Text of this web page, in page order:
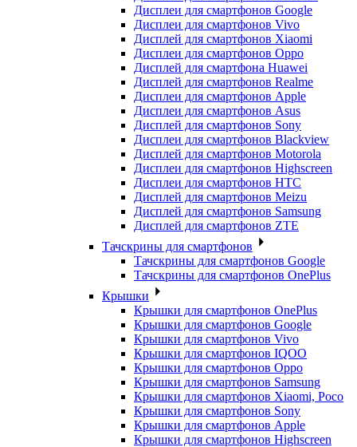
Дисплеи для смартфонов Google
Дисплеи для смартфонов Vivo
Дисплей для смартфонов Xiaomi
Дисплеи для смартфонов Oppo
Дисплей для смартфона Huawei
Дисплей для смартфонов Realme
Дисплеи для смартфонов Apple
Дисплеи для смартфонов Asus
Дисплей для смартфонов Sony
Дисплеи для смартфонов Blackview
Дисплей для смартфонов Motorola
Дисплеи для смартфонов Highscreen
Дисплеи для смартфонов HTC
Дисплей для смартфонов Meizu
Дисплей для смартфонов Samsung
Дисплей для смартфонов ZTE
Тачскрины для смартфонов
Тачскрины для смартфонов Google
Тачскрины для смартфонов OnePlus
Крышки
Крышки для смартфонов OnePlus
Крышки для смартфонов Google
Крышки для смартфонов Vivo
Крышки для смартфонов IQOO
Крышки для смартфонов Oppo
Крышки для смартфонов Samsung
Крышки для смартфонов Xiaomi, Poco
Крышки для смартфонов Sony
Крышки для смартфонов Apple
Крышки для смартфонов Highscreen